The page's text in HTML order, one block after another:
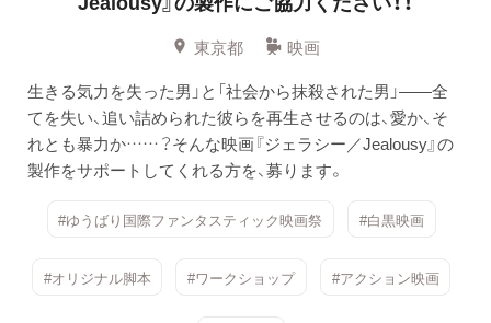
東京都
映画
生きる気力を失った男」と「社会から抹殺された男」――全
てを失い、追い詰められた彼らを再生させるのは、愛か、そ
れとも暴力か……？そんな映画『ジェラシー／Jealousy』の
製作をサポートしてくれる方を、募ります。
#ゆうばり国際ファンタスティック映画祭 #白黒映画
#オリジナル脚本 #ワークショップ #アクション映画